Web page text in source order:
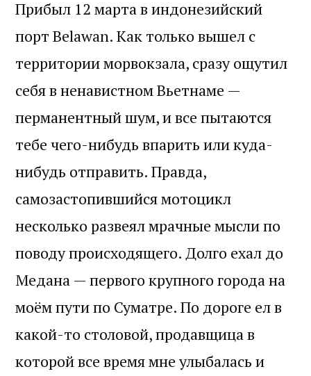
Прибыл 12 марта в индонезийский
порт Belawan. Как только вышел с
территории морвокзала, сразу ощутил
себя в ненавистном Вьетнаме —
перманентный шум, и все пытаются
тебе чего-нибудь впарить или куда-
нибудь отправить. Правда,
самозастопившийся мотоцикл
несколько развеял мрачные мысли по
поводу происходящего. Долго ехал до
Медана — первого крупного города на
моём пути по Суматре. По дороге ел в
какой-то столовой, продавщица в
которой все время мне улыбалась и